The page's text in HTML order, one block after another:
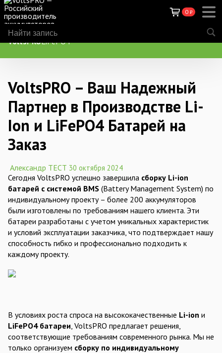
0 ₽
VoltsPROLiFePO4
VoltsPRO – Ваш Надежный
Партнер в Производстве Li-
Ion и LiFePO4 Батарей на
Заказ
Александр ТЕСТ 30 октября 2024
Сегодня VoltsPRO успешно завершила сборку Li-ion
батарей с системой BMS (Battery Management System) по
индивидуальному проекту – более 200 аккумуляторов
были изготовлены по требованиям нашего клиента. Эти
батареи разработаны с учетом уникальных характеристик
и условий эксплуатации заказчика, что подтверждает нашу
способность гибко и профессионально подходить к
каждому проекту.
В условиях роста спроса на высококачественные Li-ion и
LiFePO4 батареи, VoltsPRO предлагает решения,
соответствующие требованиям современного рынка. Мы не
только организуем сборку по индивидуальному